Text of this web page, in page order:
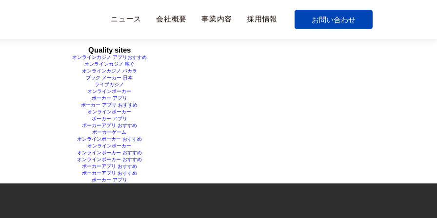
ニュース 会社概要 事業内容 採用情報 お問い合わせ
Quality sites
オンラインカジノ アプリおすすめ
オンラインカジノ 稼ぐ
オンラインカジノ バカラ
ブック メーカー 日本
ライブカジノ
オンラインポーカー
ポーカー アプリ
ポーカー アプリ おすすめ
オンラインポーカー
ポーカー アプリ
ポーカーアプリ おすすめ
ポーカーゲーム
オンラインポーカー おすすめ
オンラインポーカー
オンラインポーカー おすすめ
オンラインポーカー おすすめ
ポーカーアプリ おすすめ
ポーカーアプリ おすすめ
ポーカー アプリ